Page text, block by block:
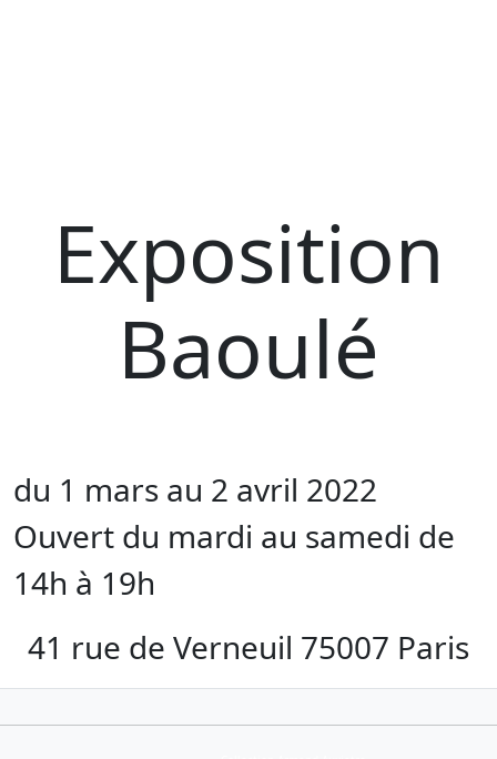
Exposition
Baoulé
du 1 mars au 2 avril 2022
Ouvert du mardi au samedi de
14h à 19h
41 rue de Verneuil 75007 Paris